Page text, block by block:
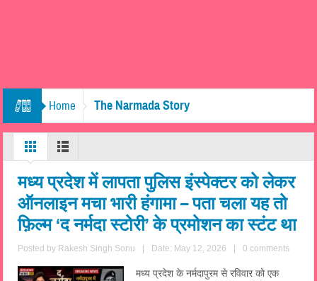
Home The Narmada Story
मध्य प्रदेश में लापता पुलिस इंस्पेक्टर को लेकर
ऑनलाइन मचा भारी हंगामा – पता चला यह तो
फ़िल्म ‘द नर्मदा स्टोरी’ के प्रमोशन का स्टंट था
Posted by Rakesh Singh Sonu Date: May 12, 2026 0 comments
मध्य प्रदेश के नर्मदापुरम से रविवार को एक